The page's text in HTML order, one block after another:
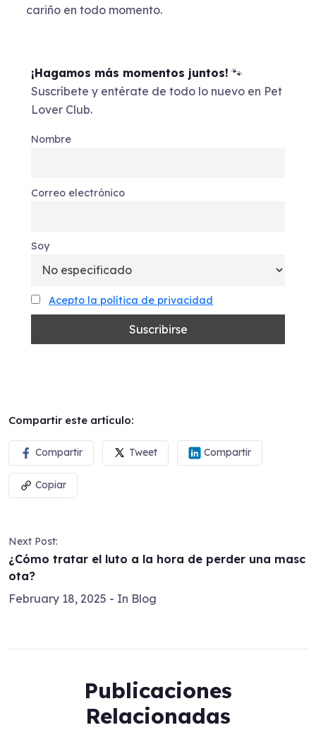
cariño en todo momento.
¡Hagamos más momentos juntos! 🐾
Suscríbete y entérate de todo lo nuevo en Pet
Lover Club.
Nombre
Correo electrónico
Soy
Acepto la política de privacidad
Compartir este artículo:
Compartir Tweet Compartir
Copiar
Next Post:
¿Cómo tratar el luto a la hora de perder una masc
ota?
February 18, 2025 - In Blog
Publicaciones
Relacionadas